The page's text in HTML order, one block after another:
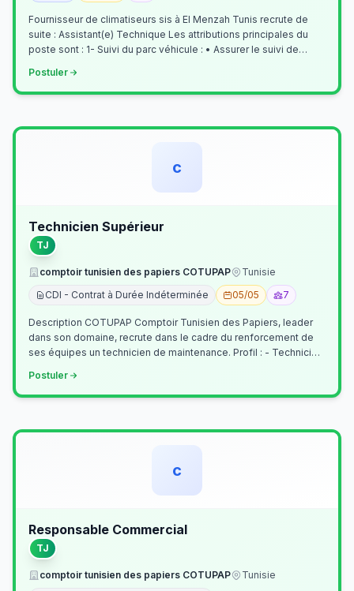
Fournisseur de climatiseurs sis à El Menzah Tunis recrute de
suite : Assistant(e) Technique Les attributions principales du
poste sont : 1- Suivi du parc véhicule : • Assurer le suivi de
Postuler
c
Technicien Supérieur
TJ
comptoir tunisien des papiers COTUPAP
Tunisie
CDI - Contrat à Durée Indéterminée
05/05 7
Description COTUPAP Comptoir Tunisien des Papiers, leader
dans son domaine, recrute dans le cadre du renforcement de
ses équipes un technicien de maintenance. Profil : - Technicien
Postuler
c
Responsable Commercial
TJ
comptoir tunisien des papiers COTUPAP
Tunisie